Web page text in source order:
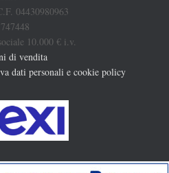
04430980963
10.000 € i.v.
di vendita
dati personali e cookie policy